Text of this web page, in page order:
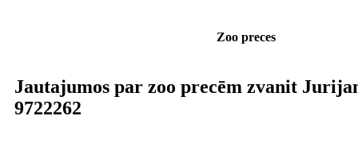
Zoo preces
Jautajumos par zoo precēm zvanit
9722262